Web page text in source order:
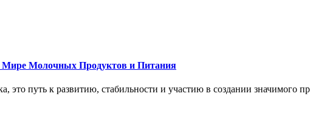
Мире Молочных Продуктов и Питания
это путь к развитию, стабильности и участию в создании значимого